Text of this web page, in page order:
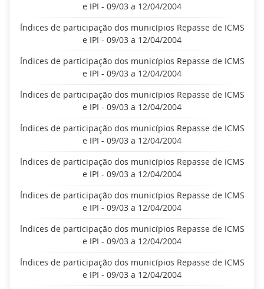
e IPI - 09/03 a 12/04/2004
Índices de participação dos municípios Repasse de ICMS
e IPI - 09/03 a 12/04/2004
Índices de participação dos municípios Repasse de ICMS
e IPI - 09/03 a 12/04/2004
Índices de participação dos municípios Repasse de ICMS
e IPI - 09/03 a 12/04/2004
Índices de participação dos municípios Repasse de ICMS
e IPI - 09/03 a 12/04/2004
Índices de participação dos municípios Repasse de ICMS
e IPI - 09/03 a 12/04/2004
Índices de participação dos municípios Repasse de ICMS
e IPI - 09/03 a 12/04/2004
Índices de participação dos municípios Repasse de ICMS
e IPI - 09/03 a 12/04/2004
Índices de participação dos municípios Repasse de ICMS
e IPI - 09/03 a 12/04/2004